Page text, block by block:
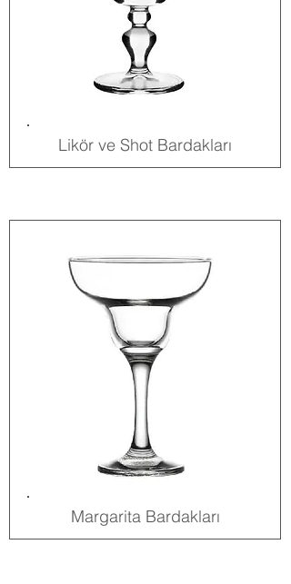
Likör ve Shot Bardakları
Margarita Bardakları